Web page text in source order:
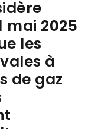
mai 2025
les
à
de gaz